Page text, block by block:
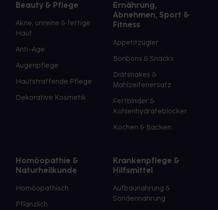
Beauty & Pflege
Akne, unreine & fettige
Haut
Anti-Age
Augenpflege
Hautstraffende Pflege
Dekorative Kosmetik
Ernährung,
Abnehmen, Sport &
Fitness
Appetitzügler
Bonbons & Snacks
Diätshakes &
Mahlzeitenersatz
Fettbinder &
Kohlenhydrateblocker
Kochen & Backen
Homöopathie &
Naturheilkunde
Homöopathisch
Pflanzlich
Krankenpflege &
Hilfsmittel
Aufbaunahrung &
Sondennahrung